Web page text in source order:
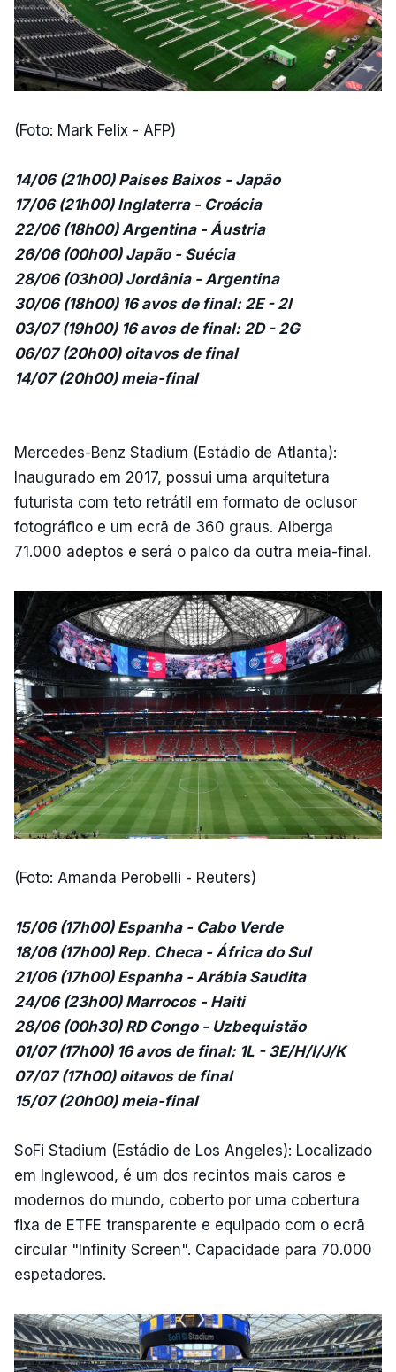
(Foto: Mark Felix - AFP)
14/06 (21h00) Países Baixos - Japão
17/06 (21h00) Inglaterra - Croácia
22/06 (18h00) Argentina - Áustria
26/06 (00h00) Japão - Suécia
28/06 (03h00) Jordânia - Argentina
30/06 (18h00) 16 avos de final: 2E - 2I
03/07 (19h00) 16 avos de final: 2D - 2G
06/07 (20h00) oitavos de final
14/07 (20h00) meia-final
Mercedes-Benz Stadium (Estádio de Atlanta):
Inaugurado em 2017, possui uma arquitetura
futurista com teto retrátil em formato de oclusor
fotográfico e um ecrã de 360 graus. Alberga
71.000 adeptos e será o palco da outra meia-final.
(Foto: Amanda Perobelli - Reuters)
15/06 (17h00) Espanha - Cabo Verde
18/06 (17h00) Rep. Checa - África do Sul
21/06 (17h00) Espanha - Arábia Saudita
24/06 (23h00) Marrocos - Haiti
28/06 (00h30) RD Congo - Uzbequistão
01/07 (17h00) 16 avos de final: 1L - 3E/H/I/J/K
07/07 (17h00) oitavos de final
15/07 (20h00) meia-final
SoFi Stadium (Estádio de Los Angeles): Localizado
em Inglewood, é um dos recintos mais caros e
modernos do mundo, coberto por uma cobertura
fixa de ETFE transparente e equipado com o ecrã
circular "Infinity Screen". Capacidade para 70.000
espetadores.